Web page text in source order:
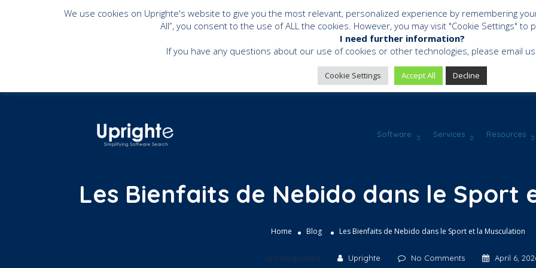
Software Services Resources
Les Bienfaits de Nebido dans le Sport
Home Blog Les Bienfaits de Nebido dans le Sport et la Musculation
Uncategorized Uprighte No Comments April 6,
We use cookies on Uprighte's website to give you the most relevant, personalized experience by remembering
All”, you consent to the use of ALL the cookies. However, you may visit "Cookie Settings"
I need further information?
If you have any questions about our use of cookies or other technologies, please email
Cookie Settings Accept All Decline